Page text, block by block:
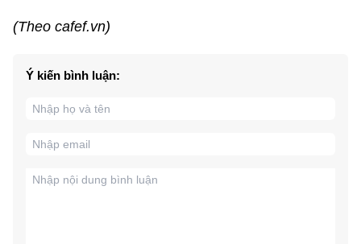
(Theo cafef.vn)
Ý kiến bình luận: